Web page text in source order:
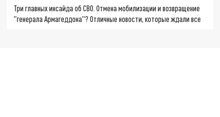
Три главных инсайда об СВО. Отмена мобилизации и возвращение
"генерала Армагеддона"? Отличные новости, которые ждали все